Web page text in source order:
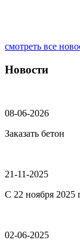
смотреть все
Новости
08-06-2026
Заказать бетон
21-11-2025
С 22 ноября 2025
02-06-2025